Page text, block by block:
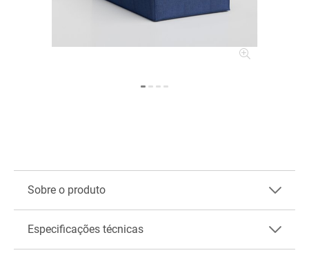
Sobre o produto
Especificações técnicas